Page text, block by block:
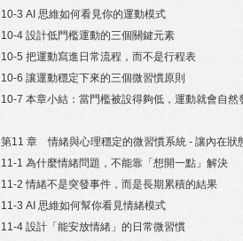
10-3 AI 思維如何看見你的運動模式
10-4 設計低門檻運動的三個關鍵元素
10-5 把運動寫進日常流程，而不是行程表
10-6 讓運動穩定下來的三個微習慣原則
10-7 本章小結：當門檻被設得夠低，運動就會自然
第11 章 情緒與心理穩定的微習慣系統 - 讓內在狀
11-1 為什麼情緒問題，不能靠「想開一點」解決
11-2 情緒不是突發事件，而是長期累積的結果
11-3 AI 思維如何幫你看見情緒模式
11-4 設計「能安放情緒」的日常微習慣